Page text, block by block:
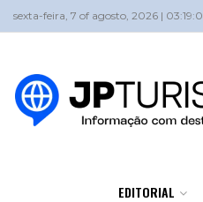
sexta-feira, 7 of agosto, 2026 |
EDITORIAL